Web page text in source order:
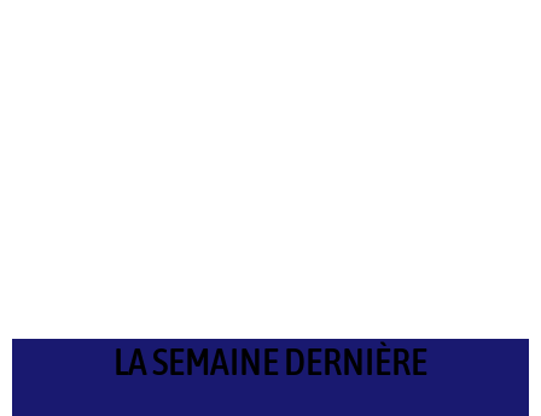
LA SEMAINE DERNIÈRE